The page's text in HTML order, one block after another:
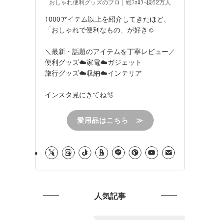
1000アイテム以上を紹介してきたほど、
「おしゃれで便利なもの」が好き☺︎
＼最新・話題のアイテムを丁寧レビュー／
便利グッズ☁️家電☁️ガジェット
旅行グッズ☁️収納☁️インテリア
インスタ見にきてね🫧
愛用品はこちら ≫
人気記事